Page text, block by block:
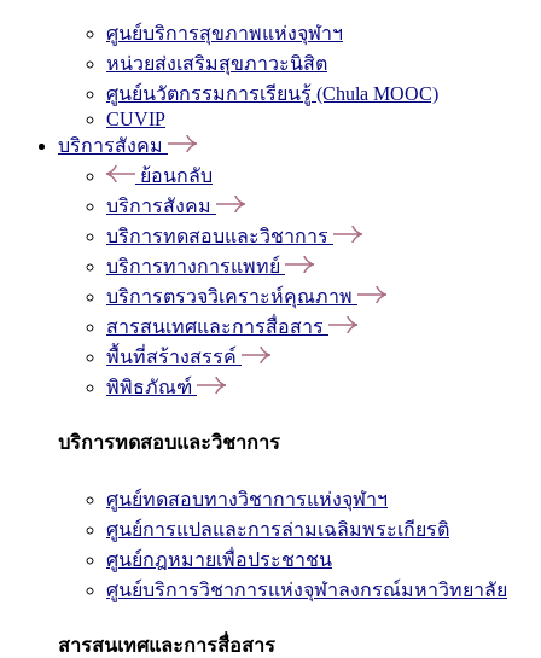
ศูนย์บริการสุขภาพแห่งจุฬาฯ
หน่วยส่งเสริมสุขภาวะนิสิต
ศูนย์นวัตกรรมการเรียนรู้ (Chula MOOC)
CUVIP
บริการสังคม
ย้อนกลับ
บริการสังคม
บริการทดสอบและวิชาการ
บริการทางการแพทย์
บริการตรวจวิเคราะห์คุณภาพ
สารสนเทศและการสื่อสาร
พื้นที่สร้างสรรค์
พิพิธภัณฑ์
บริการทดสอบและวิชาการ
ศูนย์ทดสอบทางวิชาการแห่งจุฬาฯ
ศูนย์การแปลและการล่ามเฉลิมพระเกียรติ
ศูนย์กฎหมายเพื่อประชาชน
ศูนย์บริการวิชาการแห่งจุฬาลงกรณ์มหาวิทยาลัย
สารสนเทศและการสื่อสาร